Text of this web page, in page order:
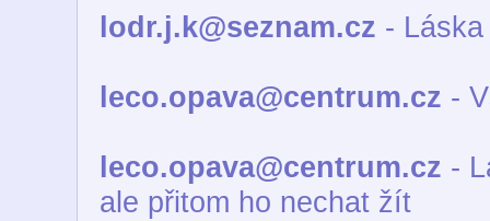
lodr.j.k@seznam.cz -
leco.opava@centrum.cz -
leco.opava@centrum.cz -
ale přitom ho nechat žít